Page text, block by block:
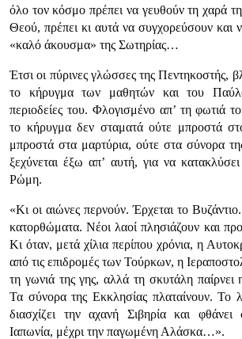
όλο τον κόσμο πρέπει να γευθούν τη χαρά
Θεού, πρέπει κι αυτά να συγχορεύσουν και
«καλό άκουσμα» της Σωτηρίας…
Έτσι οι πύρινες γλώσσες της Πεντηκοστής,
το κήρυγμα των μαθητών και του
περιοδείες του. Φλογισμένο απ’ τη φωτιά
το κήρυγμα δεν σταματά ούτε μπροστά
μπροστά στα μαρτύρια, ούτε στα σύνορα
ξεχύνεται έξω απ’ αυτή, για να
Ρώμη.
«Κι οι αιώνες περνούν. Έρχεται το
κατορθώματα. Νέοι λαοί πλησιάζουν και
Κι όταν, μετά χίλια περίπου χρόνια, η
από τις επιδρομές των Τούρκων, η
τη γωνιά της γης, αλλά τη σκυτάλη
Τα σύνορα της Εκκλησίας πλαταίνουν. Το
διασχίζει την αχανή Σιβηρία και
Ιαπωνία, μέχρι την παγωμένη Αλάσκα…».